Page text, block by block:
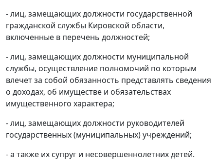
- лиц, замещающих должности государственной
гражданской службы Кировской области,
включенные в перечень должностей;
- лиц, замещающих должности муниципальной
службы, осуществление полномочий по которым
влечет за собой обязанность представлять сведения
о доходах, об имуществе и обязательствах
имущественного характера;
- лиц, замещающих должности руководителей
государственных (муниципальных) учреждений;
- а также их супруг и несовершеннолетних детей.